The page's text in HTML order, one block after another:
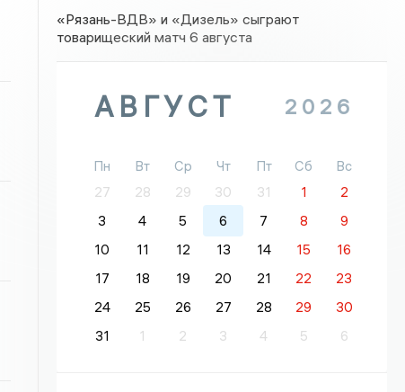
«Рязань-ВДВ» и «Дизель» сыграют
товарищеский матч 6 августа
АВГУСТ 2026
Пн Вт Ср Чт Пт Сб
Вс
27
28 29 30 31 1
2
3
4 5 6 7 8
9
10
11 12 13 14 15
16
17
18 19 20 21 22
23
24
25 26 27 28 29
30
31
1 2 3 4 5 6